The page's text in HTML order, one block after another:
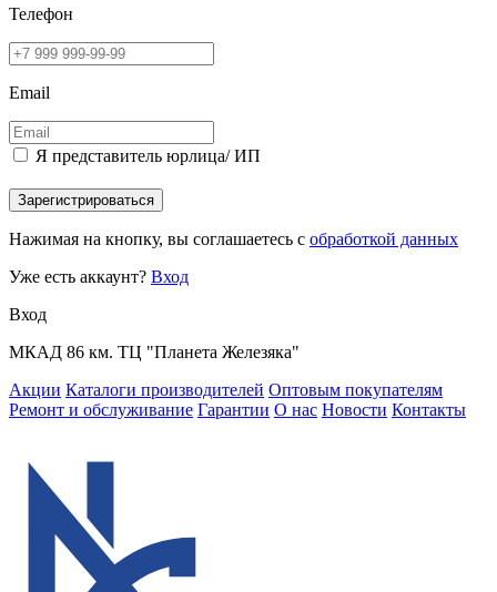
Телефон
Email
Я представитель юрлица/ ИП
Зарегистрироваться
Нажимая на кнопку, вы соглашаетесь с обработкой данных
Уже есть аккаунт? Вход
Вход
МКАД 86 км. ТЦ "Планета Железяка"
Акции Каталоги производителей Оптовым покупателям
Ремонт и обслуживание Гарантии О нас Новости Контакты